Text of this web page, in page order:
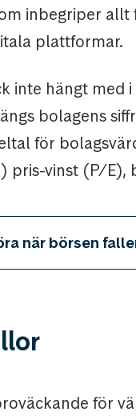
inbegriper
plattformar.
inte hängt med
bolagens
för
pris-vinst (P/E),
när börsen
för